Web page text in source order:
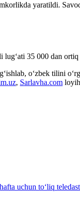
yaratildi.
35 000 dan
o‘zbek tilini
, Sarlavha.com
uchun to‘liq